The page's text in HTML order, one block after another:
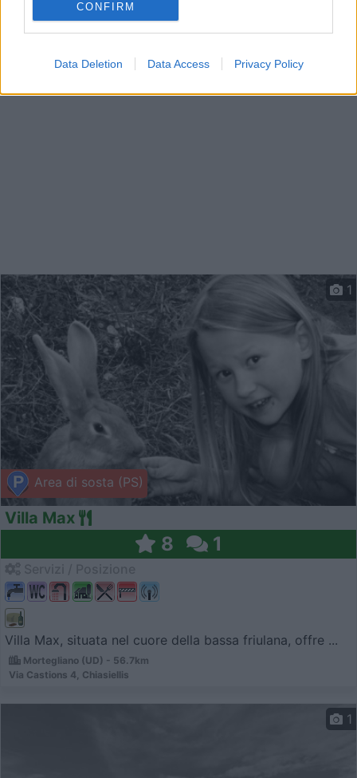
CONFIRM
Data Deletion Data Access Privacy Policy
Area di sosta (PS)
1
Villa Max
8 1
Villa Max, situata nel cuore della bassa friulana, offre ...
Mortegliano (UD) - 56.7km
Via Castions 4, Chiasiellis
1